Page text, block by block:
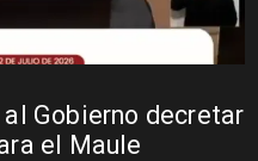
Gobierno decretar
el Maule